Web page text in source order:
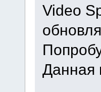
Video
Данная